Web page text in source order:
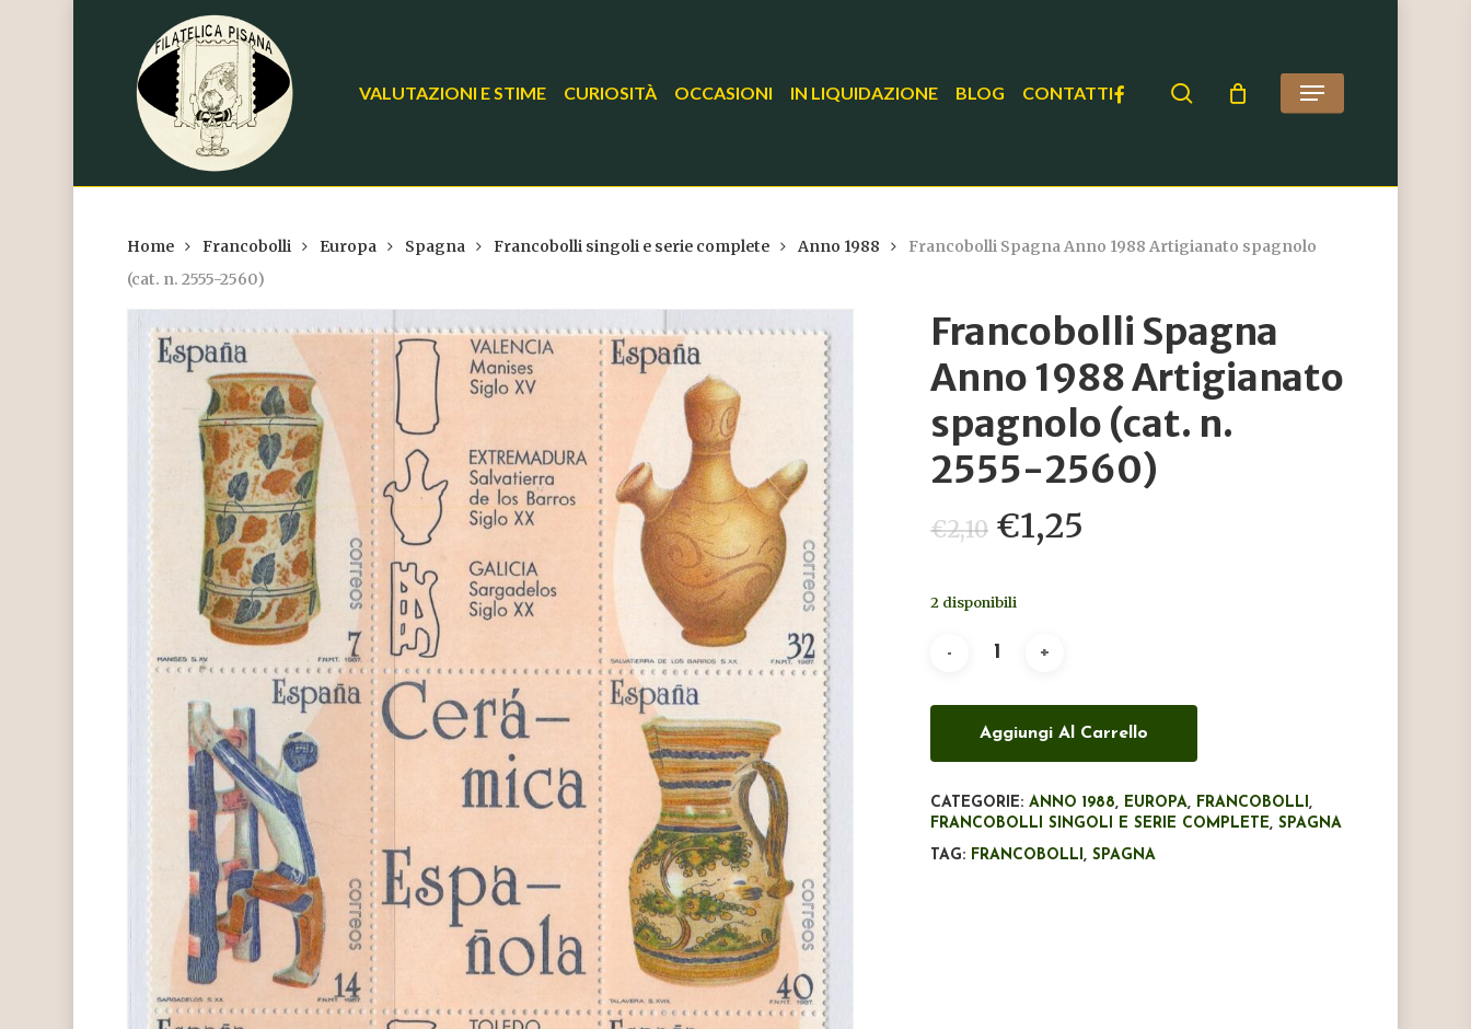
Hit enter to search or ESC to close
VALUTAZIONI E STIME CURIOSITÀ OCCASIONI IN LIQUIDAZIONE BLOG CONTATTIFACEBOOK search Menu
Home Francobolli Europa Spagna Francobolli singoli e serie complete Anno 1988
Francobolli Spagna Anno 1988 Artigianato spagnolo
(cat. n. 2555-2560)
Francobolli Spagna
Anno 1988 Artigianato
spagnolo (cat. n.
2555-2560)
€2,10 Il
prezzo
originale
€2,10.
€1,25
2 disponibili
Aggiungi Al Carrello
CATEGORIE:ANNO 1988, EUROPA, FRANCOBOLLI,
FRANCOBOLLI SINGOLI E SERIE COMPLETE,SPAGNA
TAG: FRANCOBOLLI,SPAGNA